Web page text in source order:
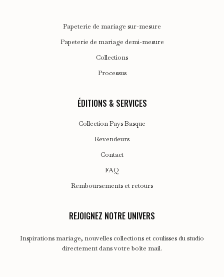
Papeterie de mariage sur-mesure
Papeterie de mariage demi-mesure
Collections
Processus
ÉDITIONS & SERVICES
Collection Pays Basque
Revendeurs
Contact
FAQ
Remboursements et retours
REJOIGNEZ NOTRE UNIVERS
Inspirations mariage, nouvelles collections et coulisses du studio
directement dans votre boîte mail.